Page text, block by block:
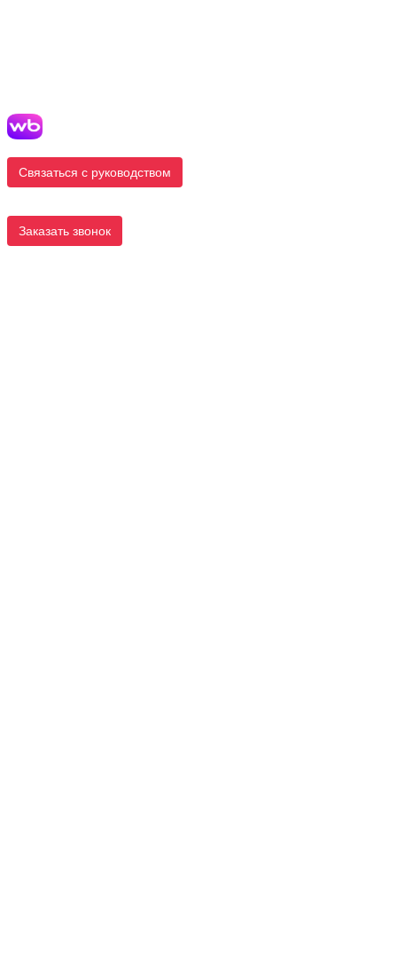
Связаться с руководством
Заказать звонок